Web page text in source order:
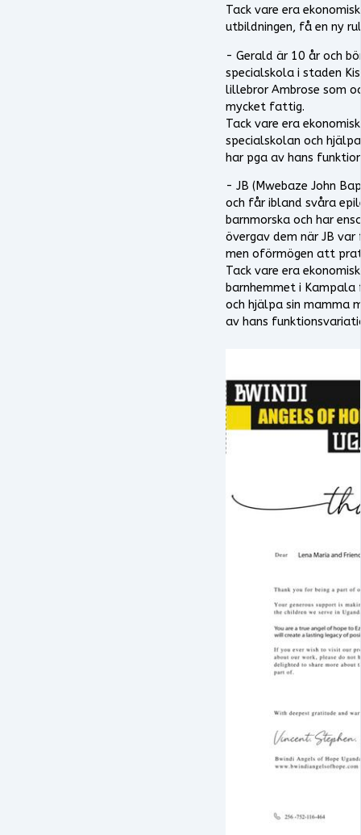
Tack vare era
utbildningen, få en ny
- Gerald är 10 år och
specialskola i staden
lillebror Ambrose som
mycket fattig.
Tack vare era
specialskolan och
har pga av hans
- JB (Mwebaze John
och får ibland svåra
barnmorska och har
övergav dem när JB
men oförmögen att
Tack vare era
barnhemmet i
och hjälpa sin mamma
av hans